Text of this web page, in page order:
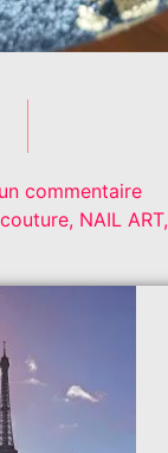
commentaire
, NAIL ART,